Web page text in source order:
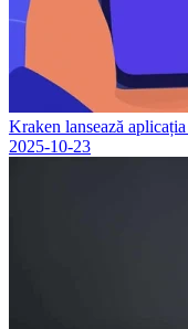
Kraken lansează
2025-10-23